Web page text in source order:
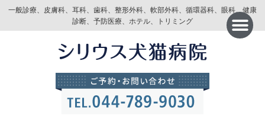
一般診療、皮膚科、耳科、歯科、整形外科、軟部外科、循環器科、眼科、健康
診断、予防医療、ホテル、トリミング